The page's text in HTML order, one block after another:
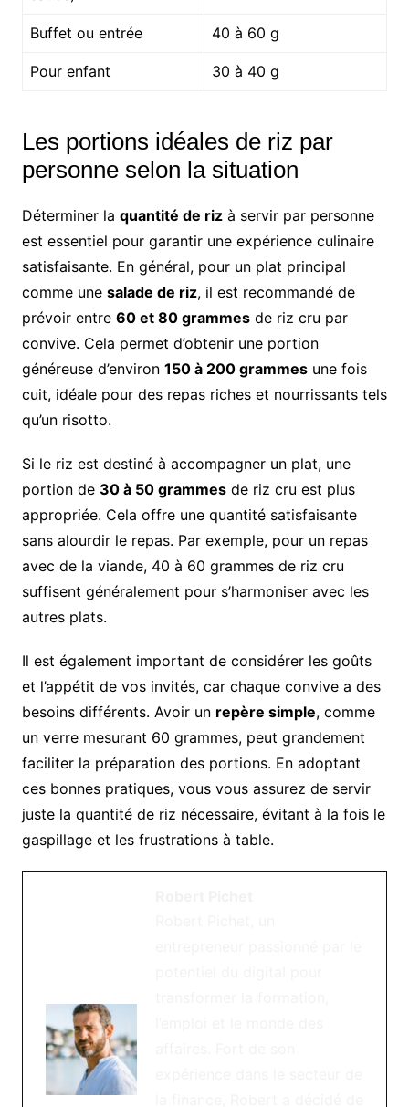
Buffet ou entrée 40 à 60 g
Pour enfant 30 à 40 g
Les portions idéales de riz par
personne selon la situation
Déterminer la quantité de rizà servir par personne
est essentiel pour garantir une expérience culinaire
satisfaisante. En général, pour un plat principal
comme une salade de riz, il est recommandé de
prévoir entre 60 et 80 grammesde riz cru par
convive. Cela permet d’obtenir une portion
généreuse d’environ 150 à 200 grammesune fois
cuit, idéale pour des repas riches et nourrissants tels
qu’un risotto.
Si le riz est destiné à accompagner un plat, une
portion de 30 à 50 grammesde riz cru est plus
appropriée. Cela offre une quantité satisfaisante
sans alourdir le repas. Par exemple, pour un repas
avec de la viande, 40 à 60 grammes de riz cru
suffisent généralement pour s’harmoniser avec les
autres plats.
Il est également important de considérer les goûts
et l’appétit de vos invités, car chaque convive a des
besoins différents. Avoir un repère simple, comme
un verre mesurant 60 grammes, peut grandement
faciliter la préparation des portions. En adoptant
ces bonnes pratiques, vous vous assurez de servir
juste la quantité de riz nécessaire, évitant à la fois le
gaspillage et les frustrations à table.